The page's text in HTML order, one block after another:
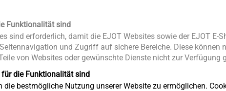
besteht aus mehreren Schritten, die denen der
Funktionalität sind
sind erforderlich, damit die EJOT Websites sowie der EJOT E-
und Zugriff auf sichere Bereiche. Diese können
von Websites oder gewünschte Dienste nicht zur Verfügung
die Funktionalität sind
die bestmögliche Nutzung unserer Website zu ermöglichen.